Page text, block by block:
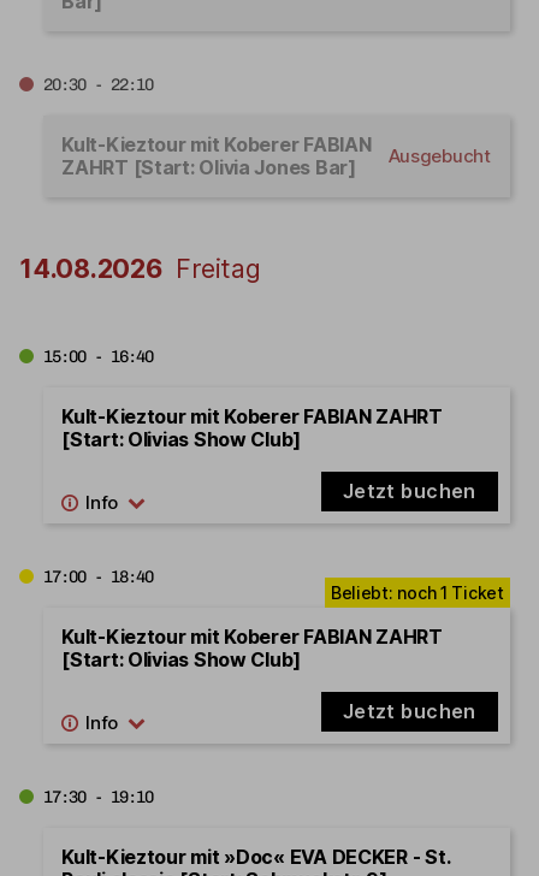
20:30 - 22:10
Kult-Kieztour mit Koberer FABIAN
ZAHRT [Start: Olivia Jones Bar]
Ausgebucht
14.08.2026 Freitag
15:00 - 16:40
Kult-Kieztour mit Koberer FABIAN ZAHRT
[Start: Olivias Show Club]
Jetzt buchen
17:00 - 18:40
Kult-Kieztour mit Koberer FABIAN ZAHRT
[Start: Olivias Show Club]
Jetzt buchen
17:30 - 19:10
Kult-Kieztour mit »Doc« EVA DECKER - St.